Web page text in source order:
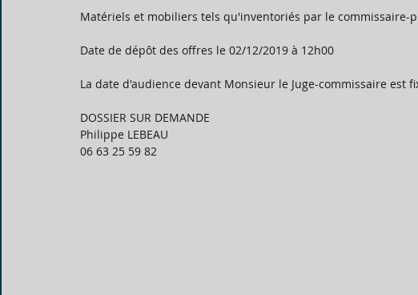
Matériels et mobiliers tels qu'inventoriés par le commissaire-
Date de dépôt des offres le 02/12/2019 à 12h00
La date d'audience devant Monsieur le Juge-commissaire est
DOSSIER SUR DEMANDE
Philippe LEBEAU
06 63 25 59 82